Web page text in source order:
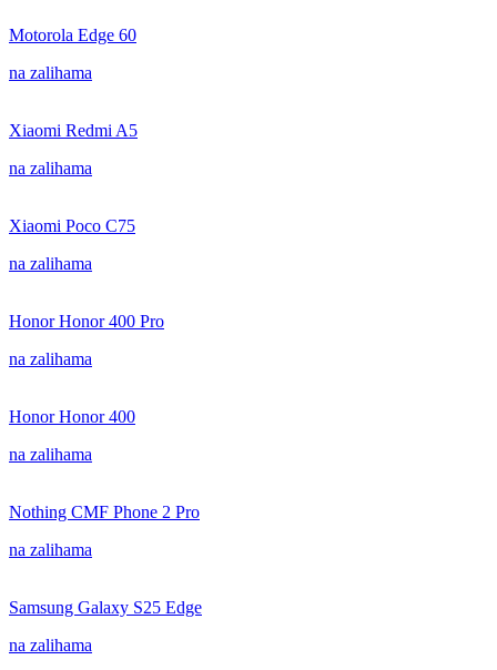
Motorola Edge 60
na zalihama
Xiaomi Redmi A5
na zalihama
Xiaomi Poco C75
na zalihama
Honor Honor 400 Pro
na zalihama
Honor Honor 400
na zalihama
Nothing CMF Phone 2 Pro
na zalihama
Samsung Galaxy S25 Edge
na zalihama